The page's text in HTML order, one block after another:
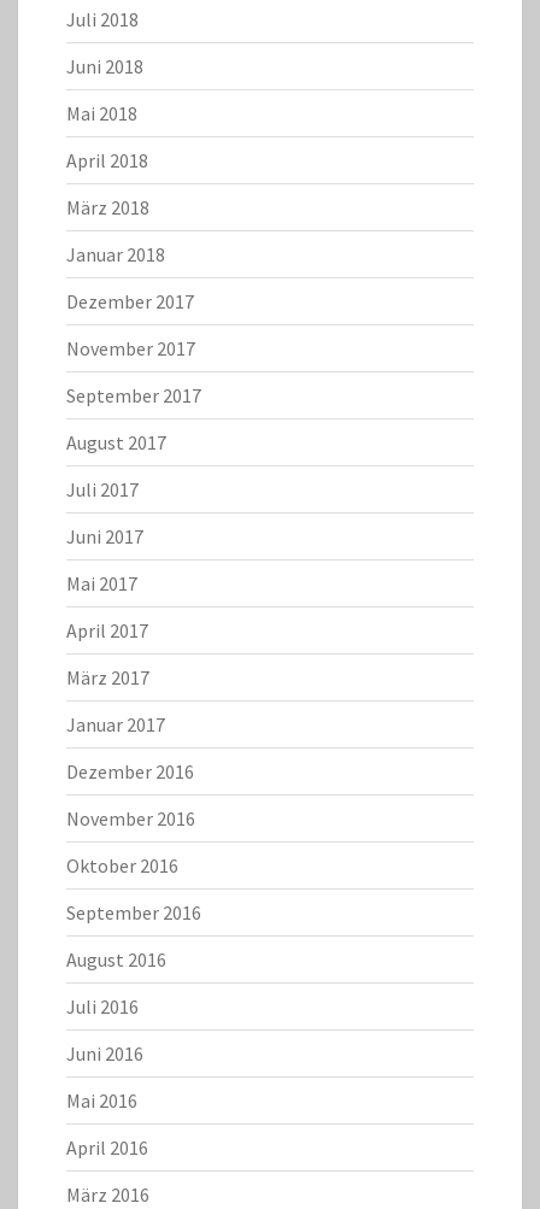
Juli 2018
Juni 2018
Mai 2018
April 2018
März 2018
Januar 2018
Dezember 2017
November 2017
September 2017
August 2017
Juli 2017
Juni 2017
Mai 2017
April 2017
März 2017
Januar 2017
Dezember 2016
November 2016
Oktober 2016
September 2016
August 2016
Juli 2016
Juni 2016
Mai 2016
April 2016
März 2016